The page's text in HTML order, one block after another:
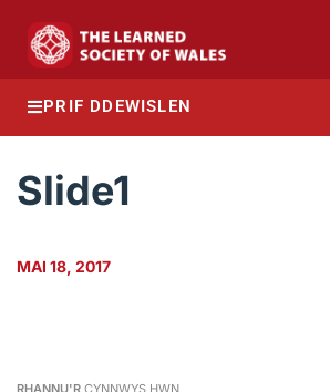
PRIF DDEWISLEN
Slide1
MAI 18, 2017